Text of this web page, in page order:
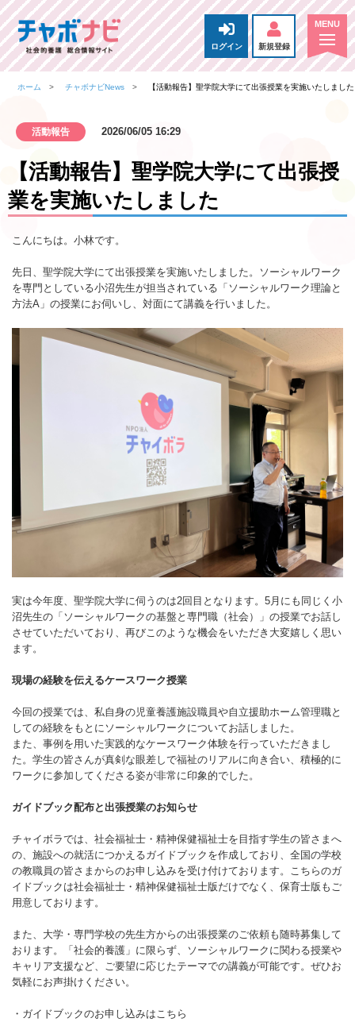
ログイン 新規登録
ホーム チャボナビNews 【活動報告】聖学院大学にて出張授業を実施いたしました
活動報告 2026/06/05 16:29
【活動報告】聖学院大学にて出張授
業を実施いたしました
こんにちは。小林です。
先日、聖学院大学にて出張授業を実施いたしました。ソーシャルワーク
を専門としている小沼先生が担当されている「ソーシャルワーク理論と
方法A」の授業にお伺いし、対面にて講義を行いました。
実は今年度、聖学院大学に伺うのは2回目となります。5月にも同じく小
沼先生の「ソーシャルワークの基盤と専門職（社会）」の授業でお話し
させていただいており、再びこのような機会をいただき大変嬉しく思い
ます。
現場の経験を伝えるケースワーク授業
今回の授業では、私自身の児童養護施設職員や自立援助ホーム管理職と
しての経験をもとにソーシャルワークについてお話しました。
また、事例を用いた実践的なケースワーク体験を行っていただきまし
た。学生の皆さんが真剣な眼差しで福祉のリアルに向き合い、積極的に
ワークに参加してくださる姿が非常に印象的でした。
ガイドブック配布と出張授業のお知らせ
チャイボラでは、社会福祉士・精神保健福祉士を目指す学生の皆さまへ
の、施設への就活につかえるガイドブックを作成しており、全国の学校
の教職員の皆さまからのお申し込みを受け付けております。こちらのガ
イドブックは社会福祉士・精神保健福祉士版だけでなく、保育士版もご
用意しております。
また、大学・専門学校の先生方からの出張授業のご依頼も随時募集して
おります。「社会的養護」に限らず、ソーシャルワークに関わる授業や
キャリア支援など、ご要望に応じたテーマでの講義が可能です。ぜひお
気軽にお声掛けください。
・ガイドブックのお申し込みはこちら